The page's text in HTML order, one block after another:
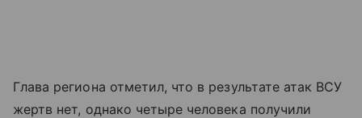
Глава региона отметил, что в результате атак ВСУ
жертв нет, однако четыре человека получили